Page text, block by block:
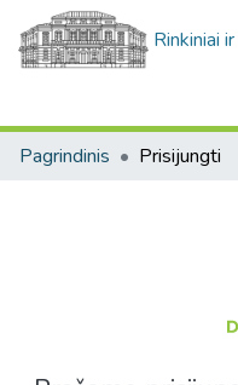
Rinkiniai
Pagrindinis Prisijungti